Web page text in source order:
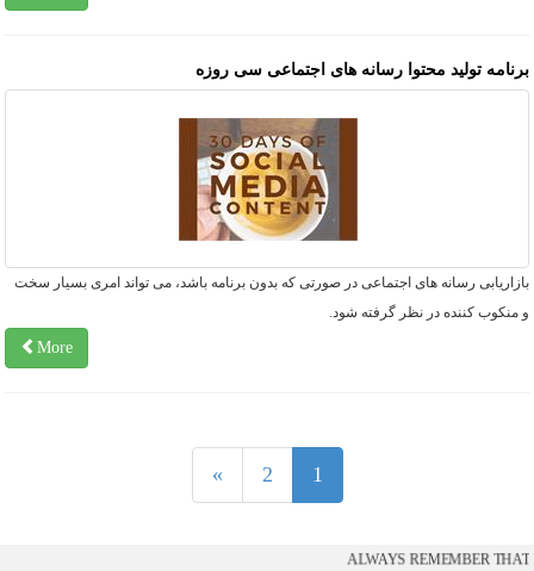
تولید محتوا رسانه های اجتماعی سی روزه
رسانه های اجتماعی در صورتی که بدون برنامه باشد، می تواند امری بسیار سخت
منکوب کننده در نظر گرفته شود.
More
1
ALWAYS REMEMBER